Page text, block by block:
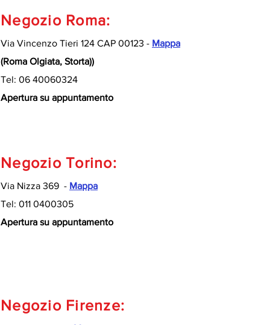
Negozio Roma:
Via Vincenzo Tieri 124 CAP 00123 - Mappa
(Roma Olgiata, Storta))
Tel: 06 40060324
Apertura su appuntamento
Negozio Torino:
Via Nizza 369 - Mappa
Tel: 011 0400305
Apertura su appuntamento
Negozio Firenze: